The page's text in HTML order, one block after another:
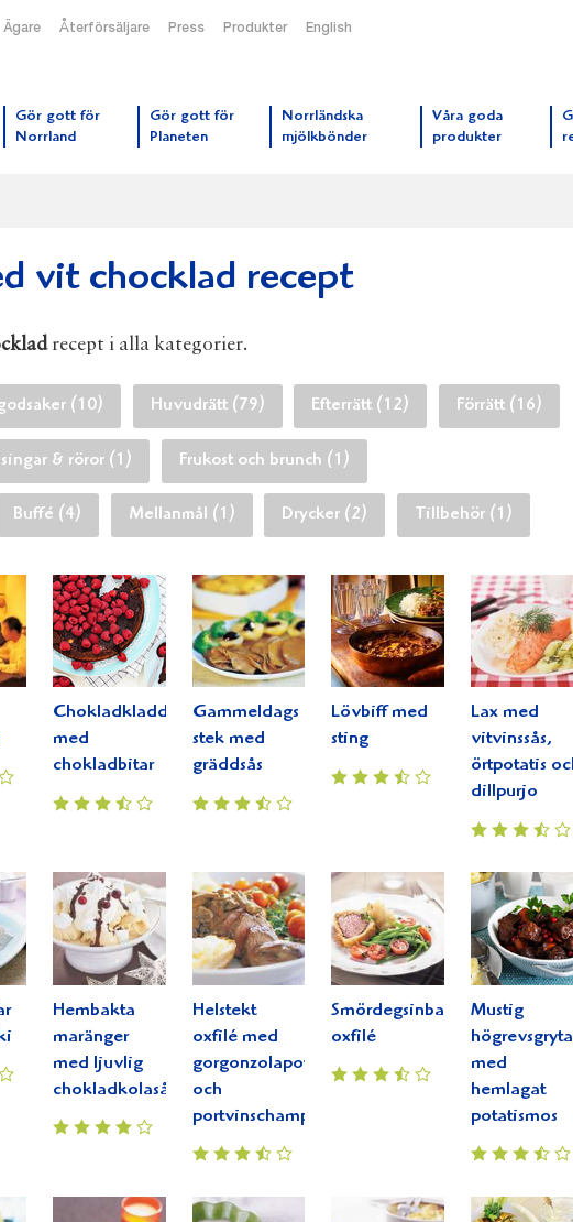
Ägare Återförsäljare Press Produkter English
Gör gott för
Norrland
Gör gott för
Planeten
Norrländska
mjölkbönder
Våra goda
produkter
vit chocklad recept
recept i alla kategorier.
(10) Huvudrätt (79) Efterrätt (12) Förrätt (16)
& röror (1) Frukost och brunch (1)
Buffé (4) Mellanmål (1) Drycker (2) Tillbehör (1)
Chokladkladdkaka
med
chokladbitar
Gammeldags
stek med
gräddsås
Lövbiff med
sting
Lax med
vitvinssås,
örtpotatis
dillpurjo
Hembakta
maränger
med ljuvlig
chokladkolasås
Helstekt
oxfilé med
gorgonzolapotatis
och
portvinschampinjoner
Smördegsinbakad
oxfilé
Mustig
högrevsgryta
med
hemlagat
potatismos